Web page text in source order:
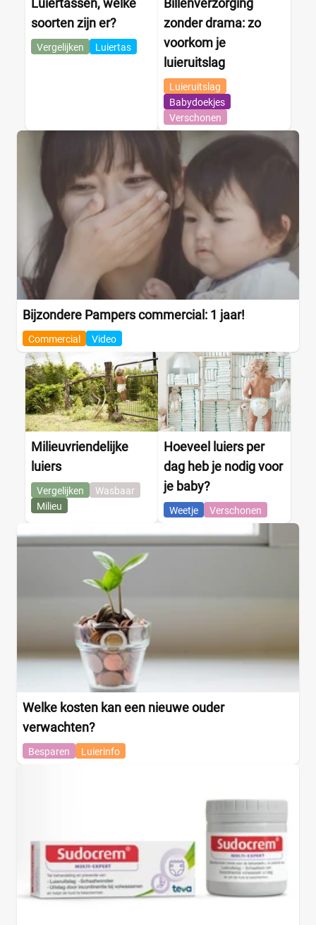
Luiertassen, welke
soorten zijn er?
Vergelijken Luiertas
Billenverzorging
zonder drama: zo
voorkom je
luieruitslag
Luieruitslag
Babydoekjes
Verschonen
Bijzondere Pampers commercial: 1 jaar!
Commercial Video
Milieuvriendelijke
luiers
Vergelijken
Wasbaar
Milieu
Hoeveel luiers per
dag heb je nodig voor
je baby?
Weetje Verschonen
Welke kosten kan een nieuwe ouder
verwachten?
Besparen Luierinfo